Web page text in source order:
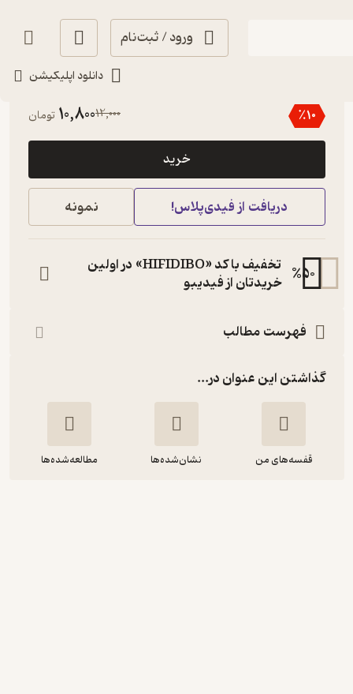
ورود / ثبت‌نام
دانلود اپلیکیشن
٪10
12,000
10,800 تومان
خرید
دریافت از فیدی‌پلاس! نمونه
%50
تخفیف با کد «HIFIDIBO» در اولین
خریدتان از فیدیبو
فهرست مطالب
گذاشتن این عنوان در...
قفسه‌های من نشان‌شده‌ها مطالعه‌شده‌ها